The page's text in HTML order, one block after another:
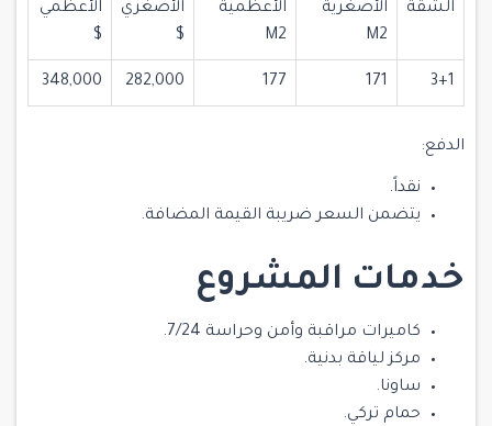
الشقة
الأصغرية
M2
الأعظمية
M2
الأصغري
$
الأعظمي
$
3+1
171
177
282,000
348,000
الدفع:
نقداً.
يتضمن السعر ضريبة القيمة المضافة.
خدمات المشروع
كاميرات مراقبة وأمن وحراسة 7/24.
مركز لياقة بدنية.
ساونا.
حمام تركي.